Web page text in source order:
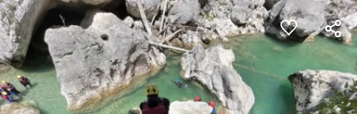
Panneau de gestion des cookies